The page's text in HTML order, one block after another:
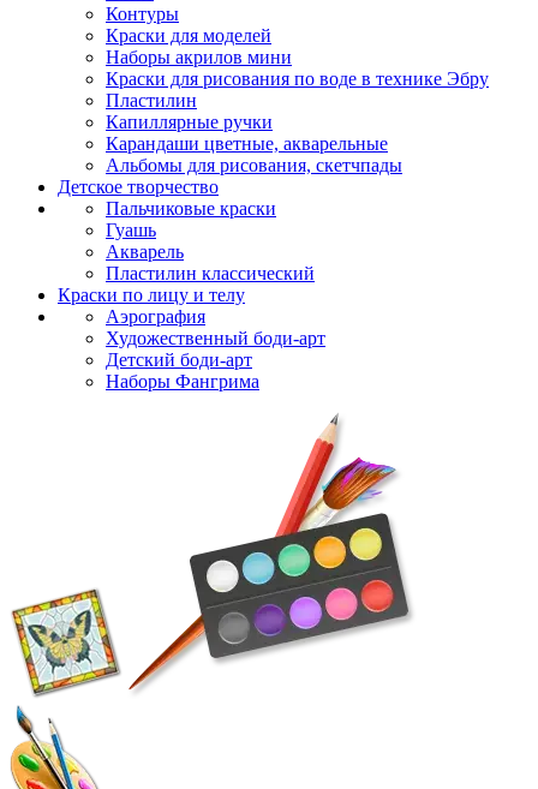
Контуры
Краски для моделей
Наборы акрилов мини
Краски для рисования по воде в технике Эбру
Пластилин
Капиллярные ручки
Карандаши цветные, акварельные
Альбомы для рисования, скетчпады
Детское творчество
Пальчиковые краски
Гуашь
Акварель
Пластилин классический
Краски по лицу и телу
Аэрография
Художественный боди-арт
Детский боди-арт
Наборы Фангрима